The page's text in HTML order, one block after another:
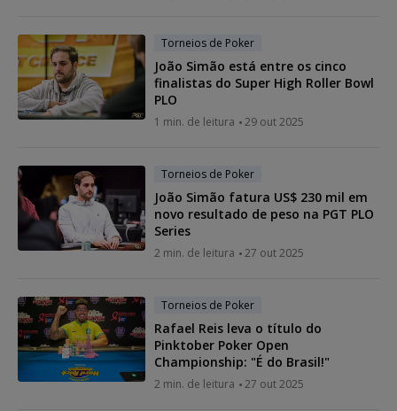
Torneios de Poker
João Simão está entre os cinco
finalistas do Super High Roller Bowl
PLO
1 min. de leitura 29 out 2025
Torneios de Poker
João Simão fatura US$ 230 mil em
novo resultado de peso na PGT PLO
Series
2 min. de leitura 27 out 2025
Torneios de Poker
Rafael Reis leva o título do
Pinktober Poker Open
Championship: "É do Brasil!"
2 min. de leitura 27 out 2025